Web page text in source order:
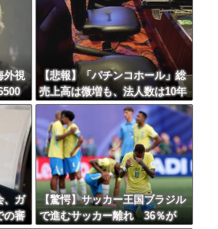
応
Powered by livedoor 相互RSS
外視
【悲報】「パチンコホール」総
売上高は微増も、法人数は10年
間で半減 黒字企業割合は5年
ぶりに7割超え
、ガ
の審
【驚愕】サッカー王国ブラジル
で進むサッカー離れ 36％が